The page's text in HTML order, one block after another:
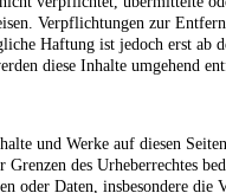
Verpflichtungen zur
Haftung ist jedoch erst
diese Inhalte umgehend
und Werke auf diesen
des Urheberrechtes
oder Daten, insbesondere die